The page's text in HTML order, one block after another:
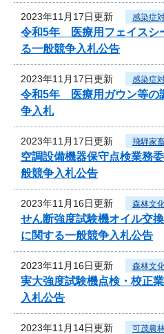
2023年11月17日更新 感染症
令和5年 医療用フェイスシ
る一般競争入札公告
2023年11月17日更新 感染症
令和5年 医療用ガウン等の
争入札
2023年11月17日更新 飛騨家
空調設備機器保守点検業務
般競争入札公告
2023年11月16日更新 森林文
せん断強度試験機オイル交
に関する一般競争入札公告
2023年11月16日更新 森林文
実大強度試験機点検・校正
入札公告
2023年11月14日更新 可茂農